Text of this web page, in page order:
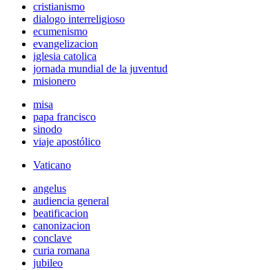
cristianismo
dialogo interreligioso
ecumenismo
evangelizacion
iglesia catolica
jornada mundial de la juventud
misionero
misa
papa francisco
sinodo
viaje apostólico
Vaticano
angelus
audiencia general
beatificacion
canonizacion
conclave
curia romana
jubileo